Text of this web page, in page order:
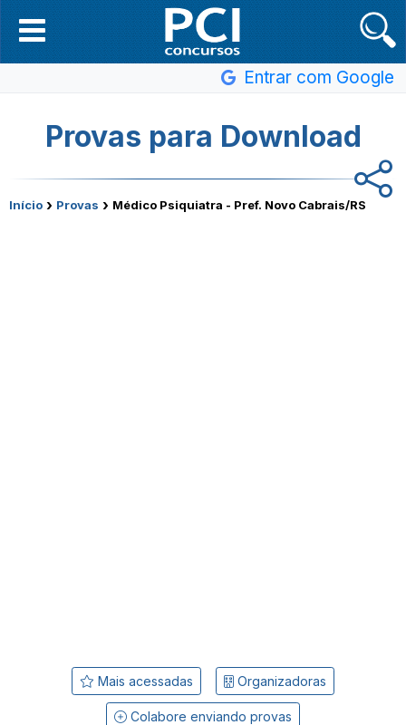
Entrar com Google
Provas para Download
Início › Provas › Médico Psiquiatra - Pref. Novo Cabrais/RS
Mais acessadas Organizadoras
Colabore enviando provas